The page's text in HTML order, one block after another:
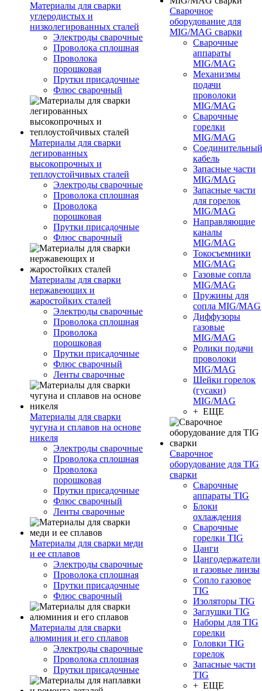
Материалы для сварки
углеродистых и
низколегированных сталей
Электроды сварочные
Проволока сплошная
Проволока
порошковая
Прутки присадочные
Флюс сварочный
Материалы для сварки
легированных
высокопрочных и
теплоустойчивых сталей
Электроды сварочные
Проволока сплошная
Проволока
порошковая
Прутки присадочные
Флюс сварочный
Материалы для сварки
нержавеющих и
жаростойких сталей
Электроды сварочные
Проволока сплошная
Проволока
порошковая
Прутки присадочные
Флюс сварочный
Ленты сварочные
Материалы для сварки
чугуна и сплавов на основе
никеля
Электроды сварочные
Проволока сплошная
Проволока
порошковая
Прутки присадочные
Флюс сварочный
Ленты сварочные
Материалы для сварки меди
и ее сплавов
Электроды сварочные
Проволока сплошная
Прутки присадочные
Флюс сварочный
Материалы для сварки
алюминия и его сплавов
Электроды сварочные
Проволока сплошная
Прутки присадочные
Сварочное
оборудование для
MIG/MAG сварки
Сварочные
аппараты
MIG/MAG
Механизмы
подачи
проволоки
MIG/MAG
Сварочные
горелки
MIG/MAG
Соединительный
кабель
Запасные части
MIG/MAG
Запасные части
для горелок
MIG/MAG
Направляющие
каналы
MIG/MAG
Токосъемники
MIG/MAG
Газовые сопла
MIG/MAG
Пружины для
сопла MIG/MAG
Диффузоры
газовые
MIG/MAG
Ролики подачи
проволоки
MIG/MAG
Шейки горелок
(гусаки)
MIG/MAG
+ ЕЩЕ
Сварочное
оборудование для TIG
сварки
Сварочные
аппараты TIG
Блоки
охлаждения
Сварочные
горелки TIG
Цанги
Цангодержатели
и газовые линзы
Сопло газовое
TIG
Изоляторы TIG
Заглушки TIG
Наборы для TIG
горелки
Головки TIG
горелок
Запасные части
TIG
+ ЕЩЕ